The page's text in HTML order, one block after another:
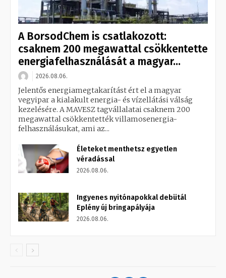
A BorsodChem is csatlakozott:
csaknem 200 megawattal csökkentette
energiafelhasználását a magyar...
2026.08.06.
Jelentős energiamegtakarítást ért el a magyar
vegyipar a kialakult energia- és vízellátási válság
kezelésére. A MAVESZ tagvállalatai csaknem 200
megawattal csökkentették villamosenergia-
felhasználásukat, ami az...
Életeket menthetsz egyetlen
véradással
2026.08.06.
Ingyenes nyitónapokkal debütál
Eplény új bringapályája
2026.08.06.